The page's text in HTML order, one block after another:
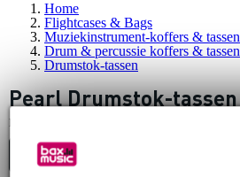
Home
Flightcases & Bags
Muziekinstrument-koffers & tassen
Drum & percussie koffers & tassen
Drumstok-tassen
Pearl Drumstok-tassen
Er is
Top-10